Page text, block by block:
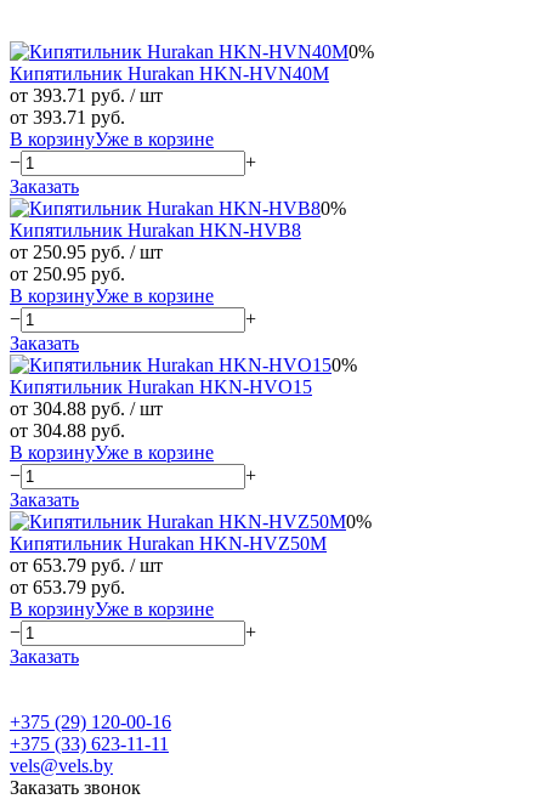
0%
Кипятильник Hurakan HKN-HVN40M
от 393.71 руб. / шт
от 393.71 руб.
В корзинуУже в корзине
−
+
Заказать
0%
Кипятильник Hurakan HKN-HVB8
от 250.95 руб. / шт
от 250.95 руб.
В корзинуУже в корзине
−
+
Заказать
0%
Кипятильник Hurakan HKN-HVO15
от 304.88 руб. / шт
от 304.88 руб.
В корзинуУже в корзине
−
+
Заказать
0%
Кипятильник Hurakan HKN-HVZ50M
от 653.79 руб. / шт
от 653.79 руб.
В корзинуУже в корзине
−
+
Заказать
+375 (29) 120-00-16
+375 (33) 623-11-11
vels@vels.by
Заказать звонок